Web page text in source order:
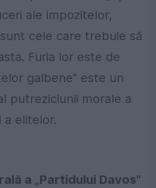
ale impozitelor,
cele care trebuie să
Furia lor este de
galbene” este un
putreziciunii morale a
a elitelor.
a „Partidului Davos”